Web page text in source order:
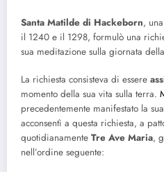
Santa Matilde di Hackeborn,
il 1240 e il 1298, formulò una
sua meditazione sulla giornata
La richiesta consisteva di essere
momento della sua vita sulla terra.
precedentemente manifestato la
acconsentì a questa richiesta, a
quotidianamente Tre Ave Maria,
nell’ordine seguente: